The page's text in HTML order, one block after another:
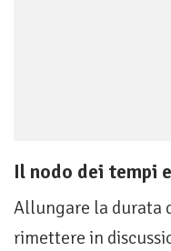
Il nodo dei tempi
Allungare la durata
rimettere in